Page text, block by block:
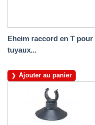
Eheim raccord en T pour
tuyaux...
Ajouter au panier